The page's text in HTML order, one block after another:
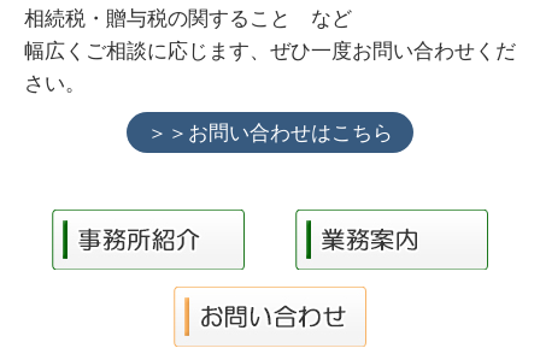
相続税・贈与税の関すること など
幅広くご相談に応じます、ぜひ一度お問い合わせくだ
さい。
＞＞お問い合わせはこちら